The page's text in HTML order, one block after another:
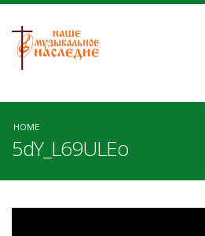
HOME
5dY_L69ULEo